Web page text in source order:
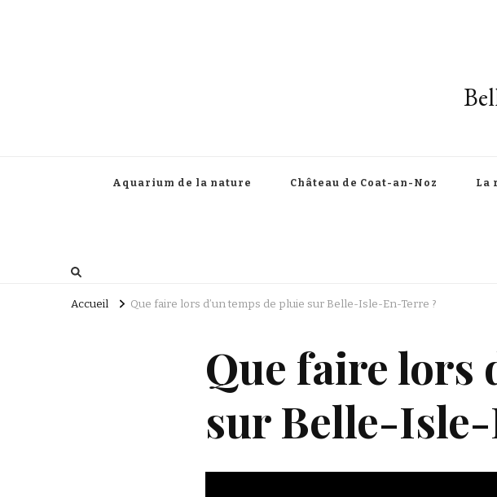
Aquarium de la nature Château de Coat-an-Noz La
Accueil Que faire lors d’un temps de pluie sur Belle-Isle-En-Terre ?
Que faire lors
sur Belle-